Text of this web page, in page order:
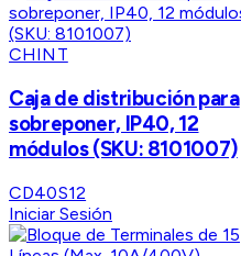
CHINT
Caja de distribución para
sobreponer, IP40, 12
módulos (SKU: 8101007)
CD40S12
Iniciar Sesión